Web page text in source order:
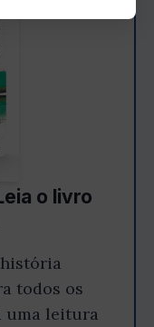
o livro
todos os
uma leitura